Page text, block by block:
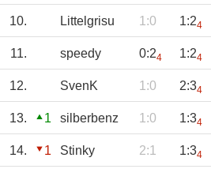
10. Littelgrisu 1:0 1:24
11. speedy 0:24 1:24
12. SvenK 1:0 2:34
13. 1 silberbenz 1:0 1:34
14. 1 Stinky 2:1 1:34